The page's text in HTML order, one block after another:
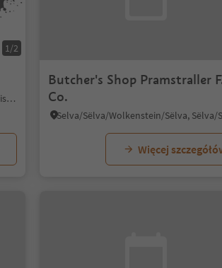
1/2
Ortisei/Urtijëi/St. Ulrich/Urtijëi, Urtijëi/Ortisei, Dolomites Region Val Gardena
Butcher's Shop Pramstraller
Co.
Więcej